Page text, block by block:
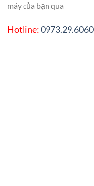
máy của bạn qua
Hotline:0973.29.6060